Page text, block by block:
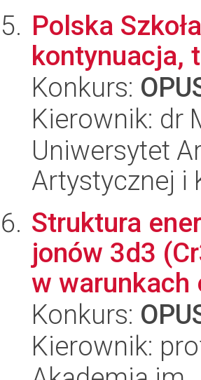
Polska
kontynuacja,
Konkurs:
Kierownik: dr
Uniwersytet
Artystycznej i
Struktura
jonów 3d3
w warunkach
Konkurs:
Kierownik: